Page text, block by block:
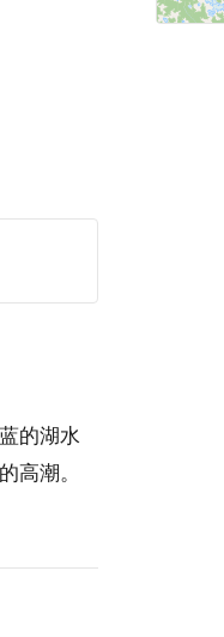
的湖水
高潮。